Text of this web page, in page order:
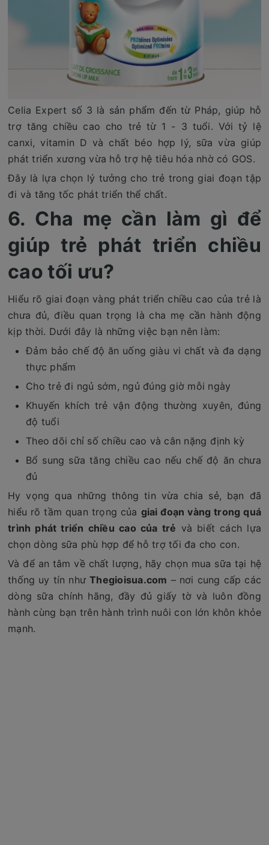
Celia Expert số 3 là sản phẩm đến từ Pháp, giúp hỗ
trợ tăng chiều cao cho trẻ từ 1 - 3 tuổi. Với tỷ lệ
canxi, vitamin D và chất béo hợp lý, sữa vừa giúp
phát triển xương vừa hỗ trợ hệ tiêu hóa nhờ có GOS.
Đây là lựa chọn lý tưởng cho trẻ trong giai đoạn tập
đi và tăng tốc phát triển thể chất.
6. Cha mẹ cần làm gì để
giúp trẻ phát triển chiều
cao tối ưu?
Hiểu rõ giai đoạn vàng phát triển chiều cao của trẻ là
chưa đủ, điều quan trọng là cha mẹ cần hành động
kịp thời. Dưới đây là những việc bạn nên làm:
Đảm bảo chế độ ăn uống giàu vi chất và đa dạng
thực phẩm
Cho trẻ đi ngủ sớm, ngủ đúng giờ mỗi ngày
Khuyến khích trẻ vận động thường xuyên, đúng
độ tuổi
Theo dõi chỉ số chiều cao và cân nặng định kỳ
Bổ sung sữa tăng chiều cao nếu chế độ ăn chưa
đủ
Hy vọng qua những thông tin vừa chia sẻ, bạn đã
hiểu rõ tầm quan trọng của giai đoạn vàng trong quá
trình phát triển chiều cao của trẻ và biết cách lựa
chọn dòng sữa phù hợp để hỗ trợ tối đa cho con.
Và để an tâm về chất lượng, hãy chọn mua sữa tại hệ
thống uy tín nhưThegioisua.com – nơi cung cấp các
dòng sữa chính hãng, đầy đủ giấy tờ và luôn đồng
hành cùng bạn trên hành trình nuôi con lớn khôn khỏe
mạnh.